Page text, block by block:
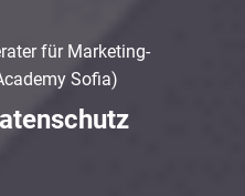
für Marketing-
Sofia)